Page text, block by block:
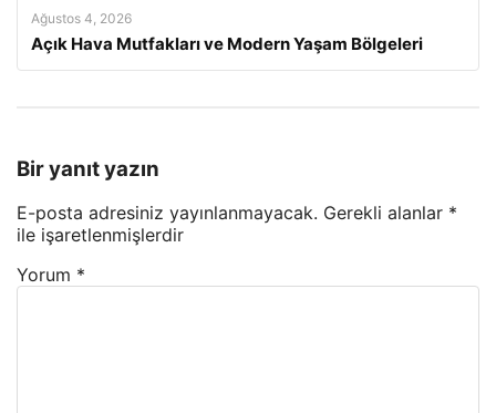
Ağustos 4, 2026
Açık Hava Mutfakları ve Modern Yaşam Bölgeleri
Bir yanıt yazın
E-posta adresiniz yayınlanmayacak. Gerekli alanlar *
ile işaretlenmişlerdir
Yorum *